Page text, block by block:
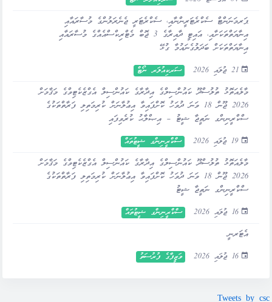
ޕަރމަނަންޓް ސެކްރެޓަރީންނާއި، ސެކްރެޓަރީ ޖެނެރަލުންގެ މުސާރައާއި
އިނާޔަތްތަކަށާއި، އައިޓީ ދާއިރާގެ 3 ޖޮބް މެޓްރިކްސްއެއްގެ މުސާރައާއި
އިނާޔަތްތަކަށް ބަދަލުގެނައުމާ ގުޅޭ
21 ޖުލައި 2026 ސަރކިއުލަރ ނޯޓް
މާލެއަތޮޅު ތުލުސްދޫ ކައުންސިލްގެ އިދާރާގެ ކައުންސިލް އެގްޒެކެޓިވްގެ މަޤާމަށް
2026 ޖޫން 18 ވަނަ ދުވަހު ކޮށްފައިވާ އިޢުލާނަށް ކުރިމަތިލި ފަރާތްތަކުގެ
ސްކްރީނިންގ ނަތީޖާ ޝީޓު – އިޞްލާޙު ކުރެވިފައި
19 ޖުލައި 2026 ސްކްރީނިންގ ޝީޓުތައް
މާލެއަތޮޅު ތުލުސްދޫ ކައުންސިލްގެ އިދާރާގެ ކައުންސިލް އެގްޒެކެޓިވްގެ މަޤާމަށް
2026 ޖޫން 18 ވަނަ ދުވަހު ކޮށްފައިވާ އިޢުލާނަށް ކުރިމަތިލި ފަރާތްތަކުގެ
ސްކްރީނިންގ ނަތީޖާ ޝީޓު
16 ޖުލައި 2026 ސްކްރީނިންގ ޝީޓުތައް
އެޓަރނީ
16 ޖުލައި 2026 ވަޒީފާގެ ފުރުސަތު
Tweets by csc